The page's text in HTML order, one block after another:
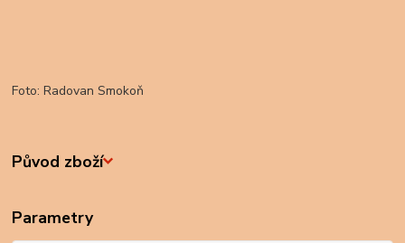
Foto: Radovan Smokoň
Původ zboží
Parametry